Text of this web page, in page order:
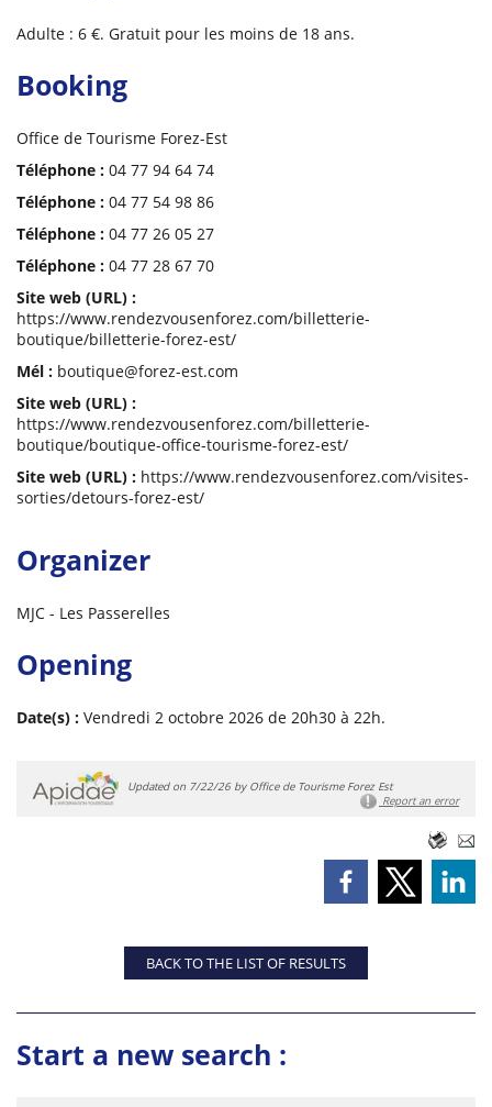
Adulte : 6 €. Gratuit pour les moins de 18 ans.
Booking
Office de Tourisme Forez-Est
Téléphone : 04 77 94 64 74
Téléphone : 04 77 54 98 86
Téléphone : 04 77 26 05 27
Téléphone : 04 77 28 67 70
Site web (URL) :
https://www.rendezvousenforez.com/billetterie-
boutique/billetterie-forez-est/
Mél : boutique@forez-est.com
Site web (URL) :
https://www.rendezvousenforez.com/billetterie-
boutique/boutique-office-tourisme-forez-est/
Site web (URL) : https://www.rendezvousenforez.com/visites-
sorties/detours-forez-est/
Organizer
MJC - Les Passerelles
Opening
Date(s) : Vendredi 2 octobre 2026 de 20h30 à 22h.
Updated on 7/22/26 by Office de Tourisme Forez Est
Report an error
BACK TO THE LIST OF RESULTS
Start a new search :